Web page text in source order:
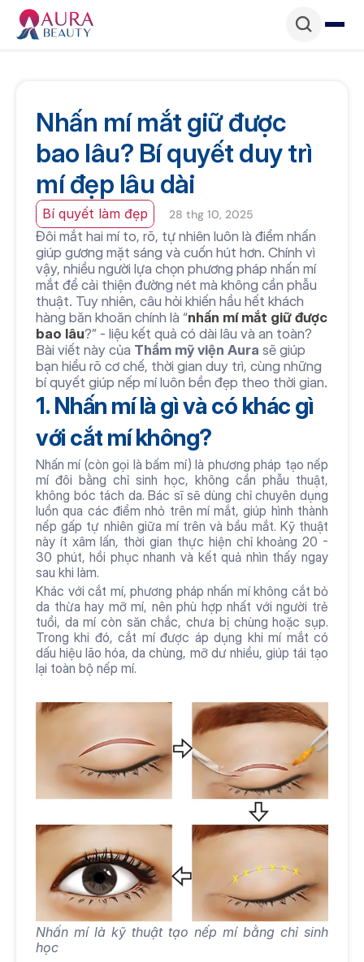
Nhấn mí mắt giữ được
bao lâu? Bí quyết duy trì
mí đẹp lâu dài
Bí quyết làm đẹp 28 thg 10, 2025
Đôi mắt hai mí to, rõ, tự nhiên luôn là điểm nhấn
giúp gương mặt sáng và cuốn hút hơn. Chính vì
vậy, nhiều người lựa chọn phương pháp nhấn mí
mắt để cải thiện đường nét mà không cần phẫu
thuật. Tuy nhiên, câu hỏi khiến hầu hết khách
hàng băn khoăn chính là “nhấn mí mắt giữ được
bao lâu?” - liệu kết quả có dài lâu và an toàn?
Bài viết này của Thẩm mỹ viện Aura sẽ giúp
bạn hiểu rõ cơ chế, thời gian duy trì, cùng những
bí quyết giúp nếp mí luôn bền đẹp theo thời gian.
1. Nhấn mí là gì và có khác gì
với cắt mí không?
Nhấn mí (còn gọi là bấm mí) là phương pháp tạo nếp
mí đôi bằng chỉ sinh học, không cần phẫu thuật,
không bóc tách da. Bác sĩ sẽ dùng chỉ chuyên dụng
luồn qua các điểm nhỏ trên mí mắt, giúp hình thành
nếp gấp tự nhiên giữa mí trên và bầu mắt. Kỹ thuật
này ít xâm lấn, thời gian thực hiện chỉ khoảng 20 -
30 phút, hồi phục nhanh và kết quả nhìn thấy ngay
sau khi làm.
Khác với cắt mí, phương pháp nhấn mí không cắt bỏ
da thừa hay mỡ mí, nên phù hợp nhất với người trẻ
tuổi, da mí còn săn chắc, chưa bị chùng hoặc sụp.
Trong khi đó, cắt mí được áp dụng khi mí mắt có
dấu hiệu lão hóa, da chùng, mỡ dư nhiều, giúp tái tạo
lại toàn bộ nếp mí.
Nhấn mí là kỹ thuật tạo nếp mí bằng chỉ sinh
học